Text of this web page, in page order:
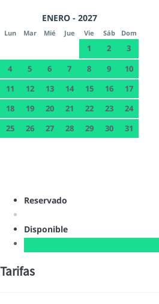
ENERO - 2027
Lun Mar Mié Jue Vie Sáb Dom
1 2
3
4
5 6 7 8 9
10
11
12 13 14 15 16
17
18
19 20 21 22 23
24
25
26 27 28 29 30 31
Reservado
Disponible
Tarifas